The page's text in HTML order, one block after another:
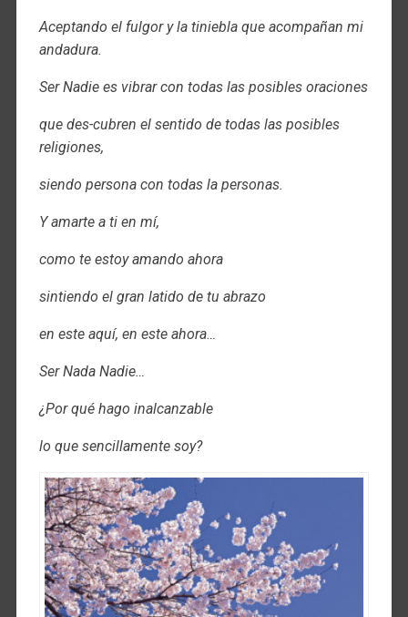
Aceptando el fulgor y la tiniebla que acompañan mi
andadura.
Ser Nadie es vibrar con todas las posibles oraciones
que des-cubren el sentido de todas las posibles
religiones,
siendo persona con todas la personas.
Y amarte a ti en mí,
como te estoy amando ahora
sintiendo el gran latido de tu abrazo
en este aquí, en este ahora…
Ser Nada Nadie…
¿Por qué hago inalcanzable
lo que sencillamente soy?